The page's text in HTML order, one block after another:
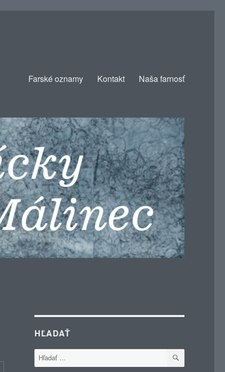
Farské oznamy Kontakt Naša farnosť
HĽADAŤ
Hľadať: